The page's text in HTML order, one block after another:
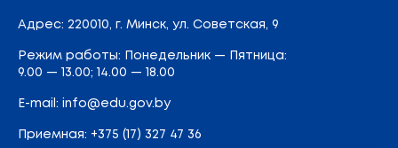
Адрес: 220010, г. Минск, ул. Советская, 9
Режим работы: Понедельник — Пятница:
9.00 — 13.00; 14.00 — 18.00
E-mail: info@edu.gov.by
Приемная: +375 (17) 327 47 36